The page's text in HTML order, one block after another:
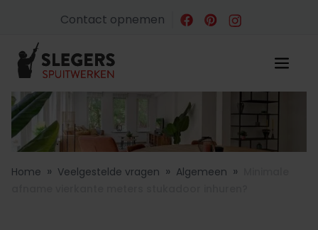
Contact opnemen
Home » Veelgestelde vragen » Algemeen »